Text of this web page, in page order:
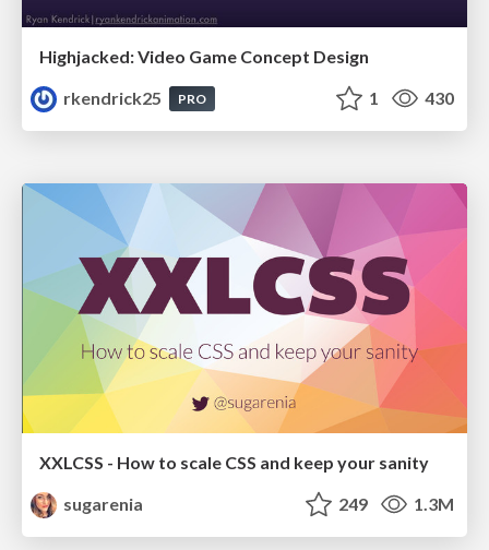
Highjacked: Video Game Concept Design
rkendrick25
PRO 1 430
XXLCSS - How to scale CSS and keep your sanity
sugarenia
249 1.3M